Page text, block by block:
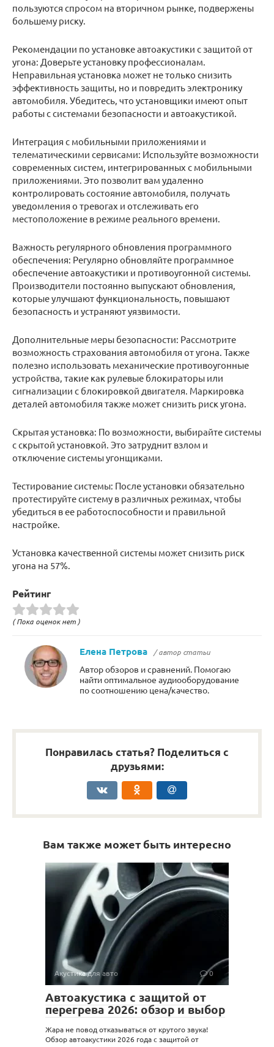
пользуются спросом на вторичном рынке, подвержены
большему риску.
Рекомендации по установке автоакустики с защитой от
угона: Доверьте установку профессионалам.
Неправильная установка может не только снизить
эффективность защиты, но и повредить электронику
автомобиля. Убедитесь, что установщики имеют опыт
работы с системами безопасности и автоакустикой.
Интеграция с мобильными приложениями и
телематическими сервисами: Используйте возможности
современных систем, интегрированных с мобильными
приложениями. Это позволит вам удаленно
контролировать состояние автомобиля, получать
уведомления о тревогах и отслеживать его
местоположение в режиме реального времени.
Важность регулярного обновления программного
обеспечения: Регулярно обновляйте программное
обеспечение автоакустики и противоугонной системы.
Производители постоянно выпускают обновления,
которые улучшают функциональность, повышают
безопасность и устраняют уязвимости.
Дополнительные меры безопасности: Рассмотрите
возможность страхования автомобиля от угона. Также
полезно использовать механические противоугонные
устройства, такие как рулевые блокираторы или
сигнализации с блокировкой двигателя. Маркировка
деталей автомобиля также может снизить риск угона.
Скрытая установка: По возможности, выбирайте системы
с скрытой установкой. Это затруднит взлом и
отключение системы угонщиками.
Тестирование системы: После установки обязательно
протестируйте систему в различных режимах, чтобы
убедиться в ее работоспособности и правильной
настройке.
Установка качественной системы может снизить риск
угона на 57%.
Рейтинг
( Пока оценок нет )
Елена Петрова / автор статьи
Автор обзоров и сравнений. Помогаю
найти оптимальное аудиооборудование
по соотношению цена/качество.
Понравилась статья? Поделиться с
друзьями:
Вам также может быть интересно
Акустика для авто 0
Автоакустика с защитой от
перегрева 2026: обзор и выбор
Жара не повод отказываться от крутого звука!
Обзор автоакустики 2026 года с защитой от